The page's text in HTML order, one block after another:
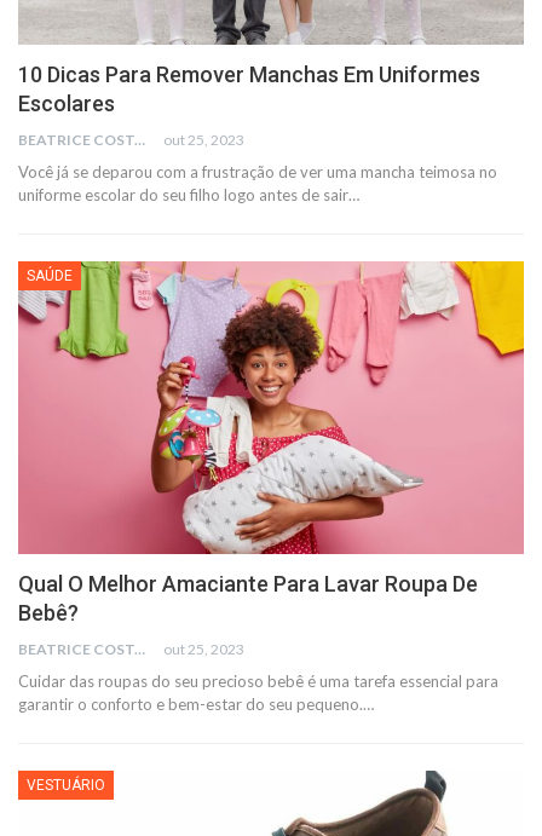
10 Dicas Para Remover Manchas Em Uniformes
Escolares
BEATRICE COSTA out 25, 2023
Você já se deparou com a frustração de ver uma mancha teimosa no
uniforme escolar do seu filho logo antes de sair…
SAÚDE
Qual O Melhor Amaciante Para Lavar Roupa De
Bebê?
BEATRICE COSTA out 25, 2023
Cuidar das roupas do seu precioso bebê é uma tarefa essencial para
garantir o conforto e bem-estar do seu pequeno.…
VESTUÁRIO